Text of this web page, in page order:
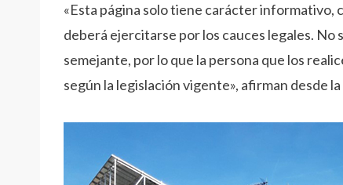
«Esta página solo tiene carácter informativo,
deberá ejercitarse por los cauces legales.
semejante, por lo que la persona que los
según la legislación vigente», afirman desde la